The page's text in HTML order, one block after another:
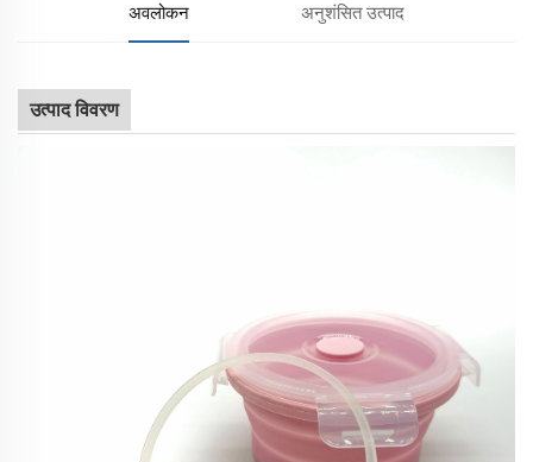
अवलोकन अनुशंसित उत्पाद
उत्पाद विवरण